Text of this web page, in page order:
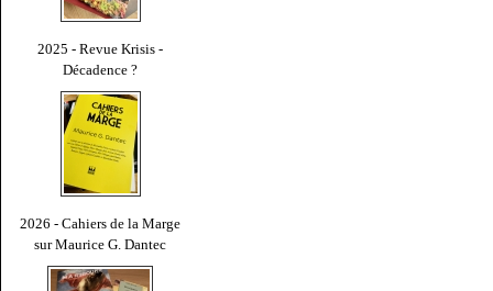
2025 - Revue Krisis -
Décadence ?
2026 - Cahiers de la Marge
sur Maurice G. Dantec